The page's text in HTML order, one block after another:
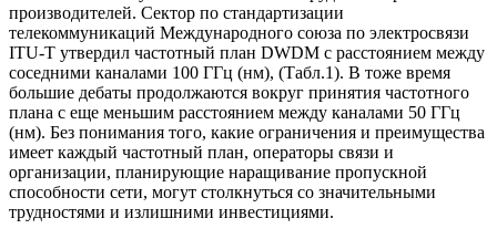
производителей. Сектор по стандартизации
телекоммуникаций Международного союза по электросвязи
ITU-T утвердил частотный план DWDM с расстоянием между
соседними каналами 100 ГГц (нм), (Табл.1). В тоже время
большие дебаты продолжаются вокруг принятия частотного
плана с еще меньшим расстоянием между каналами 50 ГГц
(нм). Без понимания того, какие ограничения и преимущества
имеет каждый частотный план, операторы связи и
организации, планирующие наращивание пропускной
способности сети, могут столкнуться со значительными
трудностями и излишними инвестициями.